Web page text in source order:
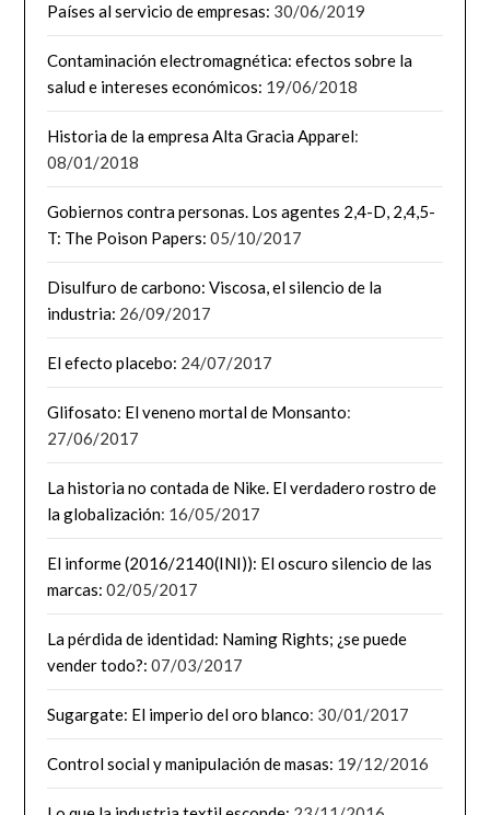
Países al servicio de empresas: 30/06/2019
Contaminación electromagnética: efectos sobre la
salud e intereses económicos: 19/06/2018
Historia de la empresa Alta Gracia Apparel:
08/01/2018
Gobiernos contra personas. Los agentes 2,4-D, 2,4,5-
T: The Poison Papers: 05/10/2017
Disulfuro de carbono: Viscosa, el silencio de la
industria: 26/09/2017
El efecto placebo: 24/07/2017
Glifosato: El veneno mortal de Monsanto:
27/06/2017
La historia no contada de Nike. El verdadero rostro de
la globalización: 16/05/2017
El informe (2016/2140(INI)): El oscuro silencio de las
marcas: 02/05/2017
La pérdida de identidad: Naming Rights; ¿se puede
vender todo?: 07/03/2017
Sugargate: El imperio del oro blanco: 30/01/2017
Control social y manipulación de masas: 19/12/2016